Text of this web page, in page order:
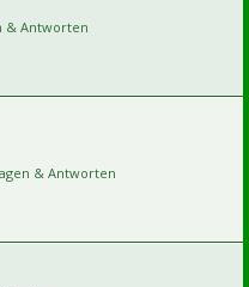
& Antworten
& Antworten